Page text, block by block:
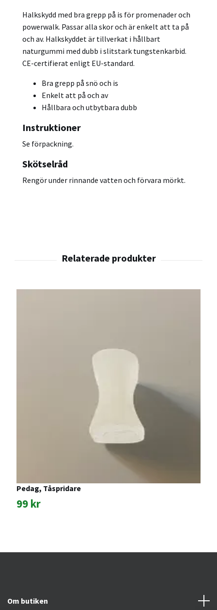
Halkskydd med bra grepp på is för promenader och
powerwalk. Passar alla skor och är enkelt att ta på
och av. Halkskyddet är tillverkat i hållbart
naturgummi med dubb i slitstark tungstenkarbid.
CE-certifierat enligt EU-standard.
Bra grepp på snö och is
Enkelt att på och av
Hållbara och utbytbara dubb
Instruktioner
Se förpackning.
Skötselråd
Rengör under rinnande vatten och förvara mörkt.
Pedag, Tåspridare
99 kr
Om butiken